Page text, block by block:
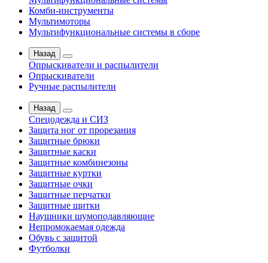
Комби-инструменты
Мультимоторы
Мультифункциональные системы в сборе
Назад
Опрыскиватели и распылители
Опрыскиватели
Ручные распылители
Назад
Спецодежда и СИЗ
Защита ног от прорезания
Защитные брюки
Защитные каски
Защитные комбинезоны
Защитные куртки
Защитные очки
Защитные перчатки
Защитные щитки
Наушники шумоподавляющие
Непромокаемая одежда
Обувь с защитой
Футболки